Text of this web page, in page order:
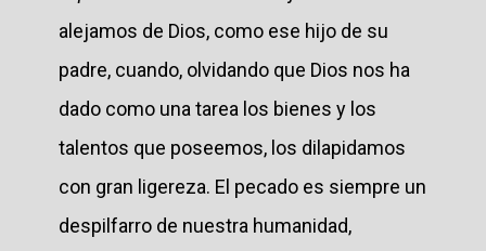
alejamos de Dios, como ese hijo de su
padre, cuando, olvidando que Dios nos ha
dado como una tarea los bienes y los
talentos que poseemos, los dilapidamos
con gran ligereza. El pecado es siempre un
despilfarro de nuestra humanidad,